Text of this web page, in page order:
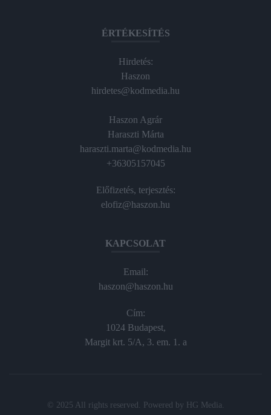
ÉRTÉKESÍTÉS
Hirdetés:
Haszon
hirdetes@kodmedia.hu
Haszon Agrár
Haraszti Márta
haraszti.marta@kodmedia.hu
+36305157045
Előfizetés, terjesztés:
elofiz@haszon.hu
KAPCSOLAT
Email:
haszon@haszon.hu
Cím:
1024 Budapest,
Margit krt. 5/A, 3. em. 1. a
© 2025 All rights reserved. Powered by HG Media